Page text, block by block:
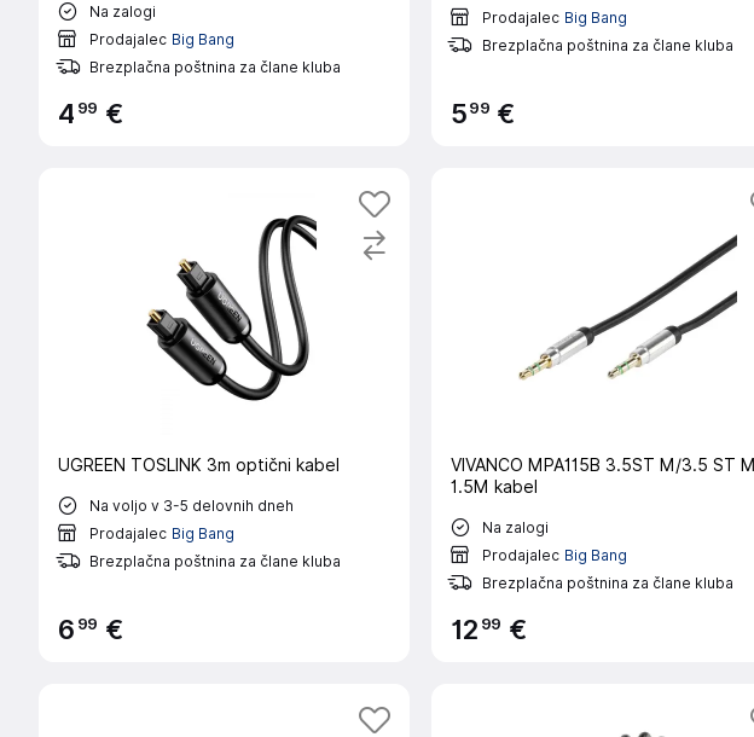
Na zalogi
Prodajalec Big Bang
Brezplačna poštnina za člane kluba
4 99 €
Prodajalec Big Bang
Brezplačna poštnina za člane kluba
599 €
UGREEN TOSLINK 3m optični kabel
Na voljo v 3-5 delovnih dneh
Prodajalec Big Bang
Brezplačna poštnina za člane kluba
6 99 €
VIVANCO MPA115B 3.5ST M/3.5 ST M
1.5M kabel
Na zalogi
Prodajalec Big Bang
Brezplačna poštnina za člane kluba
12 99 €